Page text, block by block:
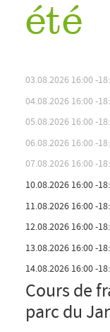
été
03.08.202616:00
04.08.202616:00
05.08.2026 16:00
11.08.202616:00
12.08.202616:00
13.08.202616:00
Cours de
parc du